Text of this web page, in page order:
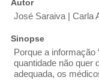
Autor
José Saraiva | Carla
Sinopse
Porque a informação
quantidade não quer
adequada, os